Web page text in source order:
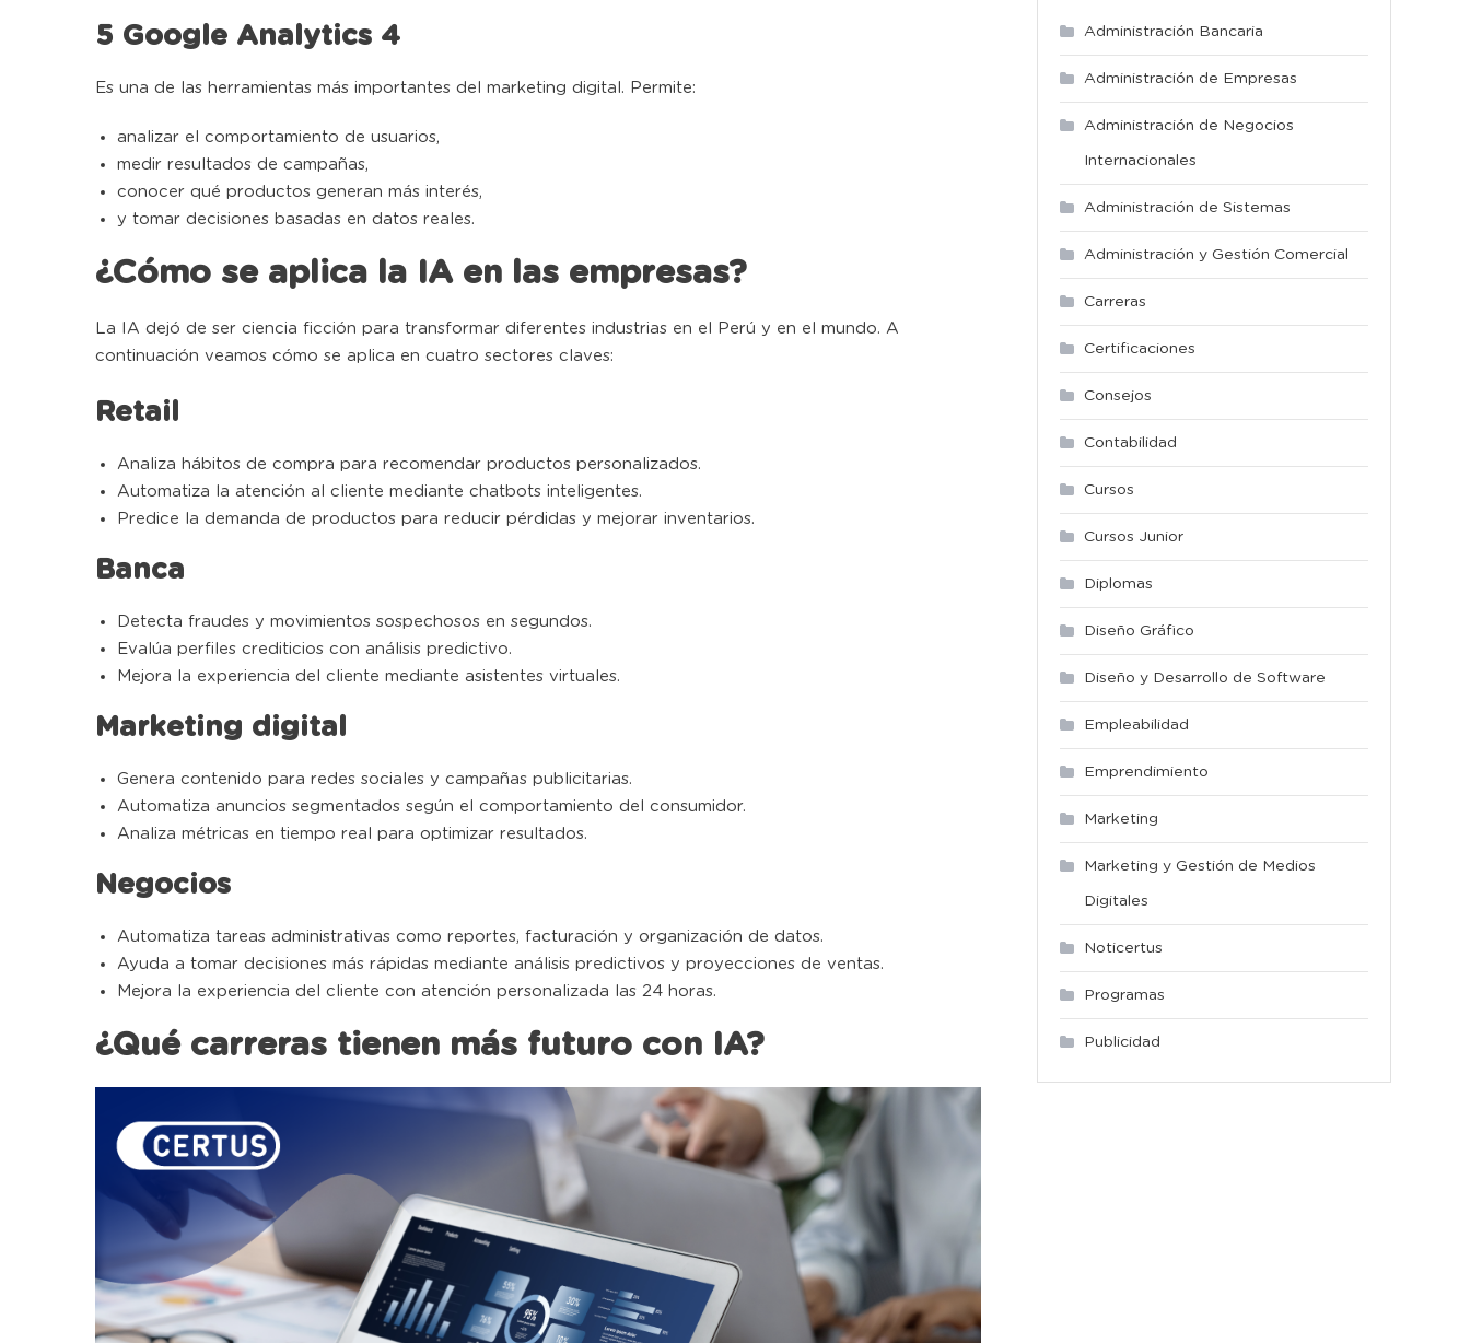
5 Google Analytics 4
Es una de las herramientas más importantes del marketing digital. Permite:
analizar el comportamiento de usuarios,
medir resultados de campañas,
conocer qué productos generan más interés,
y tomar decisiones basadas en datos reales.
¿Cómo se aplica la IA en las empresas?
La IA dejó de ser ciencia ficción para transformar diferentes industrias en el Perú y en el mundo. A
continuación veamos cómo se aplica en cuatro sectores claves:
Retail
Analiza hábitos de compra para recomendar productos personalizados.
Automatiza la atención al cliente mediante chatbots inteligentes.
Predice la demanda de productos para reducir pérdidas y mejorar inventarios.
Banca
Detecta fraudes y movimientos sospechosos en segundos.
Evalúa perfiles crediticios con análisis predictivo.
Mejora la experiencia del cliente mediante asistentes virtuales.
Marketing digital
Genera contenido para redes sociales y campañas publicitarias.
Automatiza anuncios segmentados según el comportamiento del consumidor.
Analiza métricas en tiempo real para optimizar resultados.
Negocios
Automatiza tareas administrativas como reportes, facturación y organización de datos.
Ayuda a tomar decisiones más rápidas mediante análisis predictivos y proyecciones de ventas.
Mejora la experiencia del cliente con atención personalizada las 24 horas.
¿Qué carreras tienen más futuro con IA?
Administración Bancaria
Administración de Empresas
Administración de Negocios
Internacionales
Administración de Sistemas
Administración y Gestión Comercial
Carreras
Certificaciones
Consejos
Contabilidad
Cursos
Cursos Junior
Diplomas
Diseño Gráfico
Diseño y Desarrollo de Software
Empleabilidad
Emprendimiento
Marketing
Marketing y Gestión de Medios
Digitales
Noticertus
Programas
Publicidad